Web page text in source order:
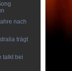
nach
trägt
talkt bei